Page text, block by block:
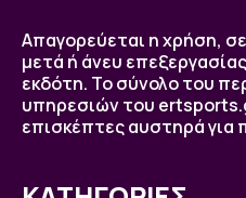
Απαγορεύεται η χρήση,
μετά ή άνευ
εκδότη. Το σύνολο του
υπηρεσιών του
επισκέπτες αυστηρά